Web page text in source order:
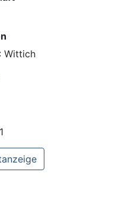
Wittich